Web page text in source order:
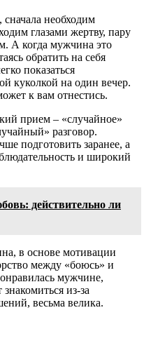
сначала необходим
глазами жертву, пару
А когда мужчина это
обратить на себя
показаться
куколкой на один вечер.
к вам отнестись.
прием – «случайное»
разговор.
подготовить заранее, а
и широкий
действительно ли
в основе мотивации
между «боюсь» и
мужчине,
из-за
весьма велика.